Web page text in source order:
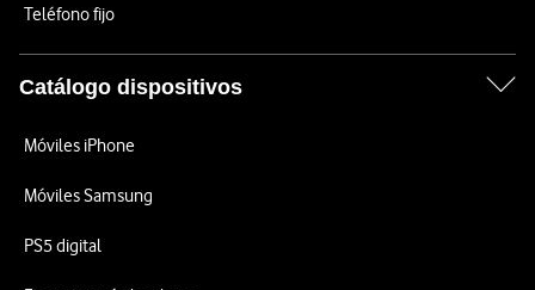
Teléfono fijo
Catálogo dispositivos
Móviles iPhone
Móviles Samsung
PS5 digital